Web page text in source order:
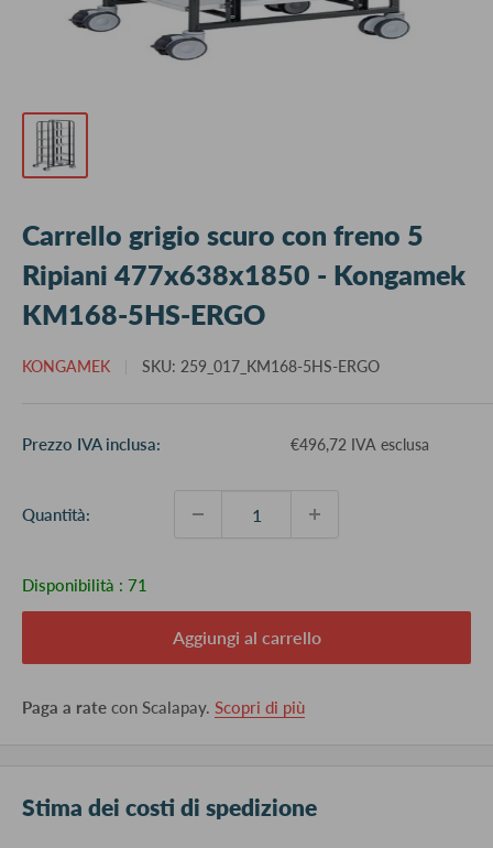
Carrello grigio scuro con freno 5
Ripiani 477x638x1850 - Kongamek
KM168-5HS-ERGO
KONGAMEK SKU: 259_017_KM168-5HS-ERGO
Prezzo IVA inclusa: €496,72 IVA esclusa
Quantità:
Disponibilità : 71
Aggiungi al carrello
Paga a rate con Scalapay. Scopri di più
Stima dei costi di spedizione